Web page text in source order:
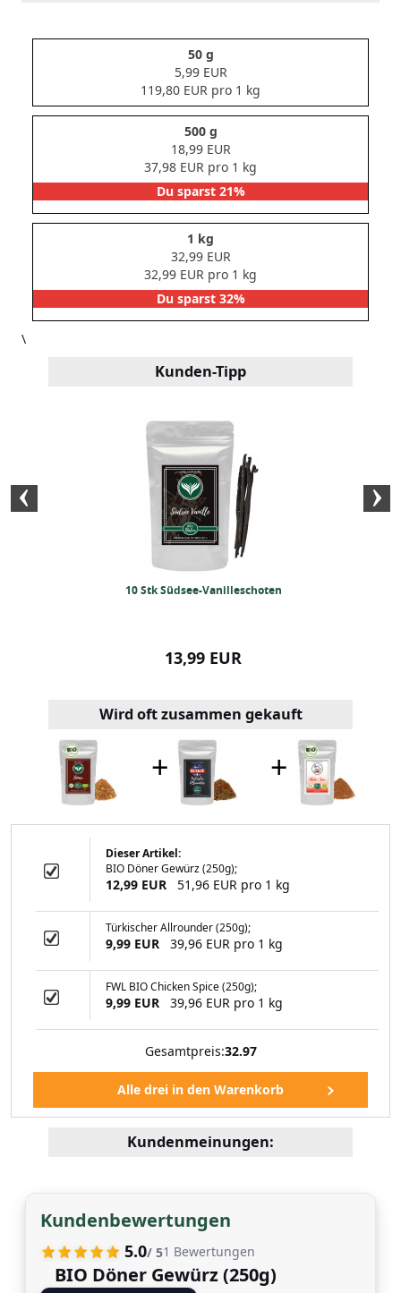
50 g
5,99 EUR
119,80 EUR pro 1 kg
500 g
18,99 EUR
37,98 EUR pro 1 kg
Du sparst 21%
1 kg
32,99 EUR
32,99 EUR pro 1 kg
Du sparst 32%
\
Kunden-Tipp
10 Stk Südsee-Vanilleschoten
13,99 EUR
Vanilleschoten
EUR
Wird oft zusammen gekauft
+ +
Dieser Artikel:
BIO Döner Gewürz (250g);
12,99 EUR 51,96 EUR pro 1 kg
Türkischer Allrounder (250g);
9,99 EUR 39,96 EUR pro 1 kg
FWL BIO Chicken Spice (250g);
9,99 EUR 39,96 EUR pro 1 kg
Gesamtpreis:32.97
Kundenmeinungen:
Kundenbewertungen
5.0/ 51 Bewertungen
BIO Döner Gewürz (250g)